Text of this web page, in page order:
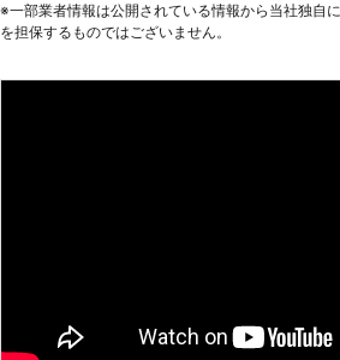
急に動かなく
リーを使うこ
め、運転中や
も臨機応変に
題解決に努めます。 【
バッテリーが
かったりしま
※⼀部業者情報は公開されている情報から当社独⾃
を担保するものではございません。